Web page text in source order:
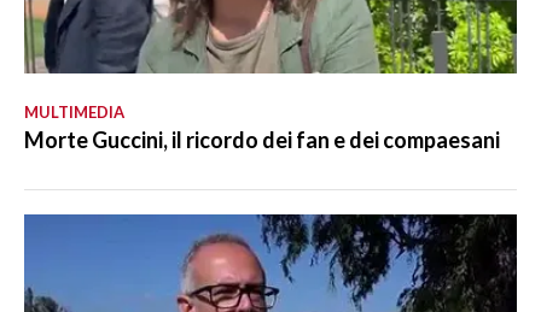
MULTIMEDIA
Morte Guccini, il ricordo dei fan e dei compaesani